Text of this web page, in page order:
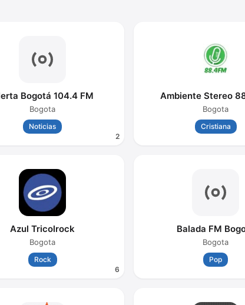
2
Bogotá 104.4 FM
Bogota
Noticias
Ambiente Stereo
Bogota
Cristiana
6
Azul Tricolrock
Bogota
Rock
Balada FM
Bogota
Pop